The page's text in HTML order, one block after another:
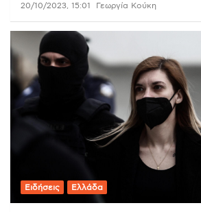
20/10/2023, 15:01 Γεωργία Κούκη
Ειδήσεις Ελλάδα